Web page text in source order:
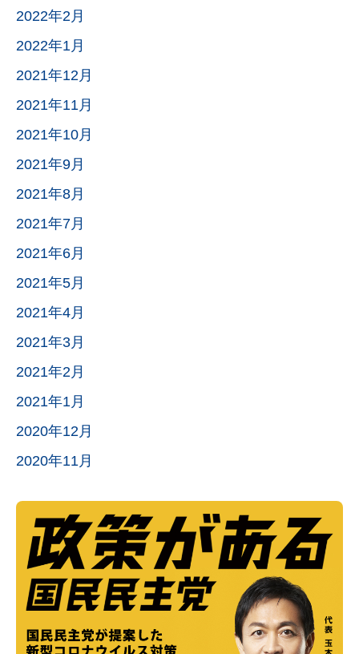
2022年2月
2022年1月
2021年12月
2021年11月
2021年10月
2021年9月
2021年8月
2021年7月
2021年6月
2021年5月
2021年4月
2021年3月
2021年2月
2021年1月
2020年12月
2020年11月